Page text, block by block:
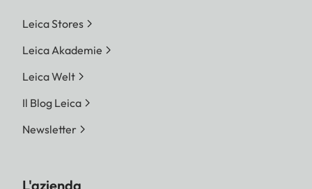
Leica Stores
Leica Akademie
Leica Welt
Il Blog Leica
Newsletter
L'azienda